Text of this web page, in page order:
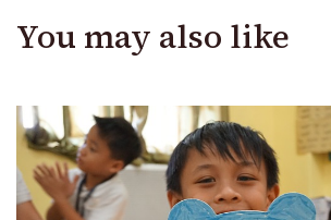
You may also like